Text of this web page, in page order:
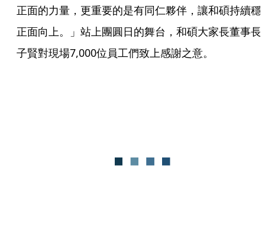
正面的力量，更重要的是有同仁夥伴，讓和碩持續穩
正面向上。」站上團圓日的舞台，和碩大家長董事長
子賢對現場7,000位員工們致上感謝之意。